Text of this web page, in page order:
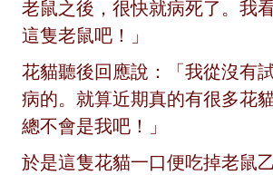
老鼠之後，很快就病死了。我
這隻老鼠吧！」
花貓聽後回應說：「我從沒有
病的。就算近期真的有很多花
總不會是我吧！」
於是這隻花貓一口便吃掉老鼠